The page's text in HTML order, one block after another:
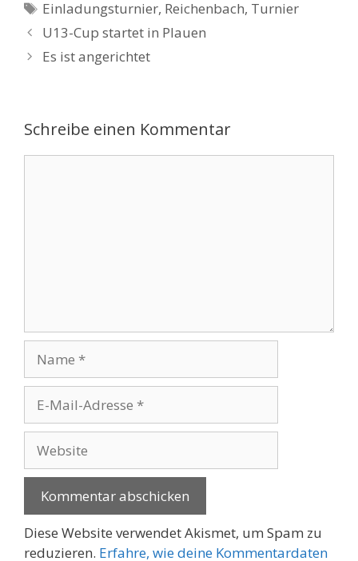
Schlagwörter
Einladungsturnier, Reichenbach, Turnier
U13-Cup startet in Plauen
Es ist angerichtet
Schreibe einen Kommentar
Mail-
Adresse
Diese Website verwendet Akismet, um Spam zu
reduzieren. Erfahre, wie deine Kommentardaten